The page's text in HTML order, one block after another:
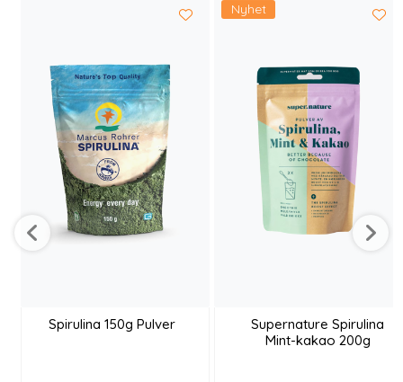
Spirulina 150g Pulver
Nyhet
Supernature Spirulina
Mint-kakao 200g